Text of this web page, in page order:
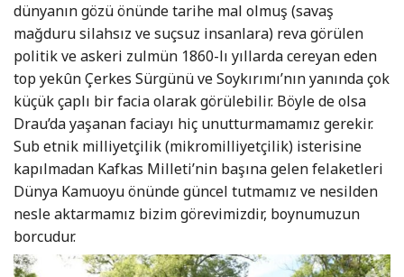
dünyanın gözü önünde tarihe mal olmuş (savaş
mağduru silahsız ve suçsuz insanlara) reva görülen
politik ve askeri zulmün 1860-lı yıllarda cereyan eden
top yekûn Çerkes Sürgünü ve Soykırımı’nın yanında çok
küçük çaplı bir facia olarak görülebilir. Böyle de olsa
Drau’da yaşanan faciayı hiç unutturmamamız gerekir.
Sub etnik milliyetçilik (mikromilliyetçilik) isterisine
kapılmadan Kafkas Milleti’nin başına gelen felaketleri
Dünya Kamuoyu önünde güncel tutmamız ve nesilden
nesle aktarmamız bizim görevimizdir, boynumuzun
borcudur.